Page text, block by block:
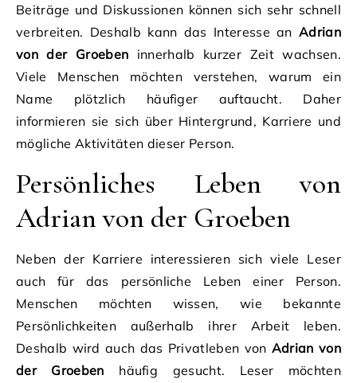
Beiträge und Diskussionen können sich sehr schnell
verbreiten. Deshalb kann das Interesse anAdrian
von der Groeben innerhalb kurzer Zeit wachsen.
Viele Menschen möchten verstehen, warum ein
Name plötzlich häufiger auftaucht. Daher
informieren sie sich über Hintergrund, Karriere und
mögliche Aktivitäten dieser Person.
Persönliches Leben von
Adrian von der Groeben
Neben der Karriere interessieren sich viele Leser
auch für das persönliche Leben einer Person.
Menschen möchten wissen, wie bekannte
Persönlichkeiten außerhalb ihrer Arbeit leben.
Deshalb wird auch das Privatleben von Adrian von
der Groeben häufig gesucht. Leser möchten